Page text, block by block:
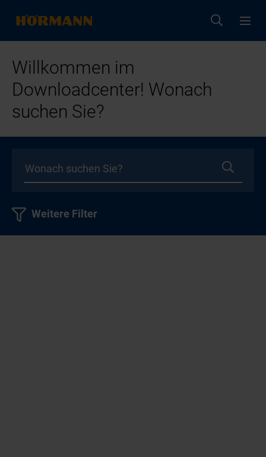
Willkommen im
Downloadcenter! Wonach
suchen Sie?
Weitere Filter